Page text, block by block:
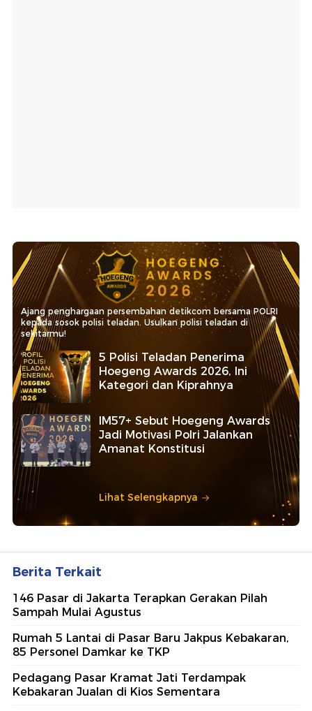
Ajang penghargaan persembahan detikcom bersama POLRI
kepada sosok polisi teladan. Usulkan polisi teladan di
sekitarmu!
5 Polisi Teladan Penerima
Hoegeng Awards 2026, Ini
Kategori dan Kiprahnya
IM57+ Sebut Hoegeng Awards
Jadi Motivasi Polri Jalankan
Amanat Konstitusi
Lihat Selengkapnya
Berita Terkait
146 Pasar di Jakarta Terapkan Gerakan Pilah
Sampah Mulai Agustus
Rumah 5 Lantai di Pasar Baru Jakpus Kebakaran,
85 Personel Damkar ke TKP
Pedagang Pasar Kramat Jati Terdampak
Kebakaran Jualan di Kios Sementara